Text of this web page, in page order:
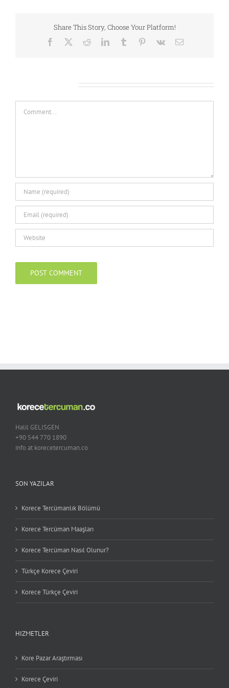
Share This Story, Choose Your Platform!
Facebook RedditLinkedInTumblr Pinterest
Vk Email
Halil GELISGEN
+90 544 770 1890
info at korecetercuman.co
SON YAZILAR
Korece Tercümanlık Bölümü
Korece Tercüman Maaşları
Korece Tercüman Nasıl Olunur?
Türkçe Korece Çeviri
Korece Türkçe Çeviri
HIZMETLER
Kore Pazar Araştırması
Korece Çeviri